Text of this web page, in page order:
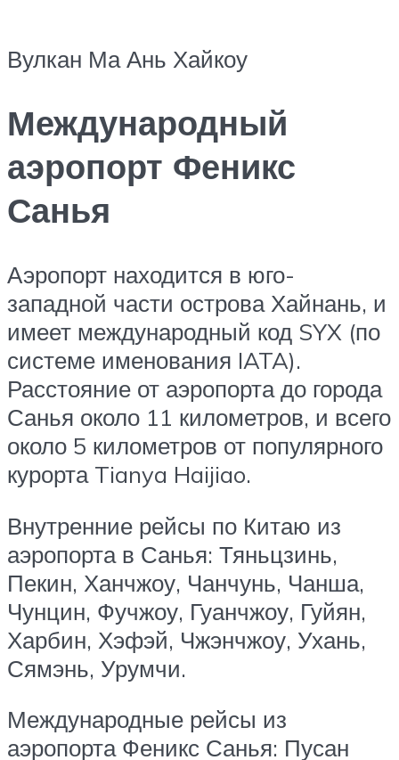
Вулкан Ма Ань Хайкоу
Международный
аэропорт Феникс
Санья
Аэропорт находится в юго-
западной части острова Хайнань, и
имеет международный код SYX (по
системе именования IATA).
Расстояние от аэропорта до города
Санья около 11 километров, и всего
около 5 километров от популярного
курорта Tianya Haijiao.
Внутренние рейсы по Китаю из
аэропорта в Санья: Тяньцзинь,
Пекин, Ханчжоу, Чанчунь, Чанша,
Чунцин, Фучжоу, Гуанчжоу, Гуйян,
Харбин, Хэфэй, Чжэнчжоу, Ухань,
Сямэнь, Урумчи.
Международные рейсы из
аэропорта Феникс Санья: Пусан